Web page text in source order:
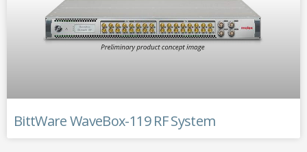
BittWare WaveBox-119 RF System